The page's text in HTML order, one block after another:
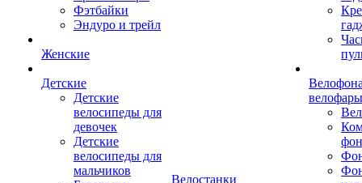
Фэтбайки
Эндуро и трейл
Женские
Детские
Детские
велосипеды для
девочек
Детские
велосипеды для
мальчиков
Велостанки
велофары